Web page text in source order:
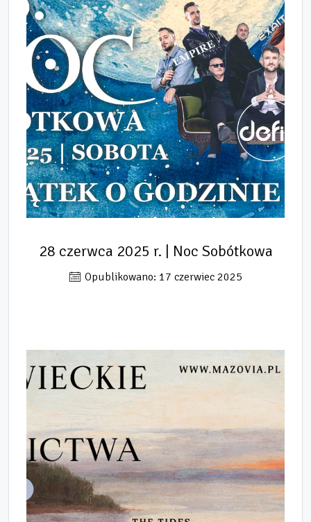
28 czerwca 2025 r. | Noc Sobótkowa
Opublikowano: 17 czerwiec 2025